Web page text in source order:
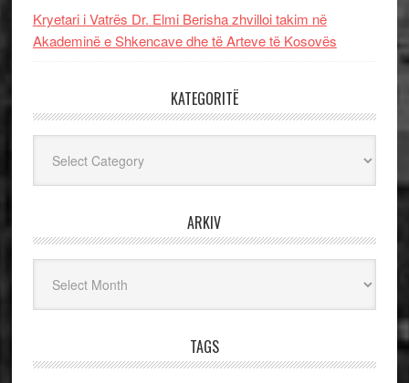
Kryetari i Vatrës Dr. Elmi Berisha zhvilloi takim në
Akademinë e Shkencave dhe të Arteve të Kosovës
KATEGORITË
ARKIV
TAGS